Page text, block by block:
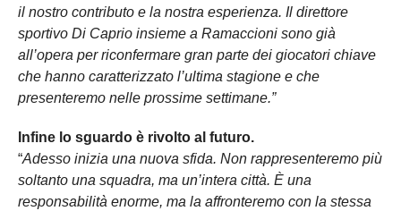
il nostro contributo e la nostra esperienza. Il direttore
sportivo Di Caprio insieme a Ramaccioni sono già
all’opera per riconfermare gran parte dei giocatori chiave
che hanno caratterizzato l’ultima stagione e che
presenteremo nelle prossime settimane.”
Infine lo sguardo è rivolto al futuro.
“Adesso inizia una nuova sfida. Non rappresenteremo più
soltanto una squadra, ma un’intera città. È una
responsabilità enorme, ma la affronteremo con la stessa